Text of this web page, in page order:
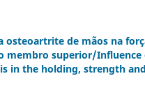
osteoartrite de mãos na
membro superior/Influence
in the holding, strength